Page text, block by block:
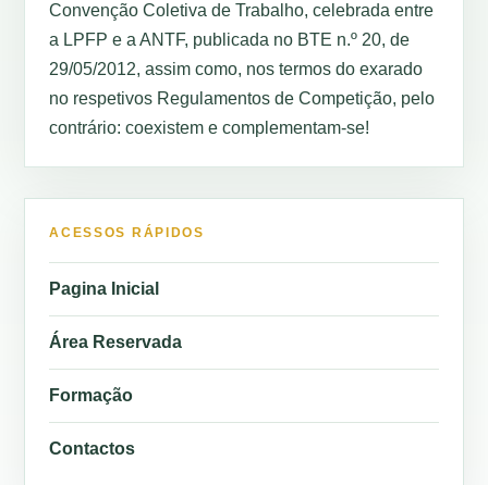
Convenção Coletiva de Trabalho, celebrada entre
a LPFP e a ANTF, publicada no BTE n.º 20, de
29/05/2012, assim como, nos termos do exarado
no respetivos Regulamentos de Competição, pelo
contrário: coexistem e complementam-se!
ACESSOS RÁPIDOS
Pagina Inicial
Área Reservada
Formação
Contactos